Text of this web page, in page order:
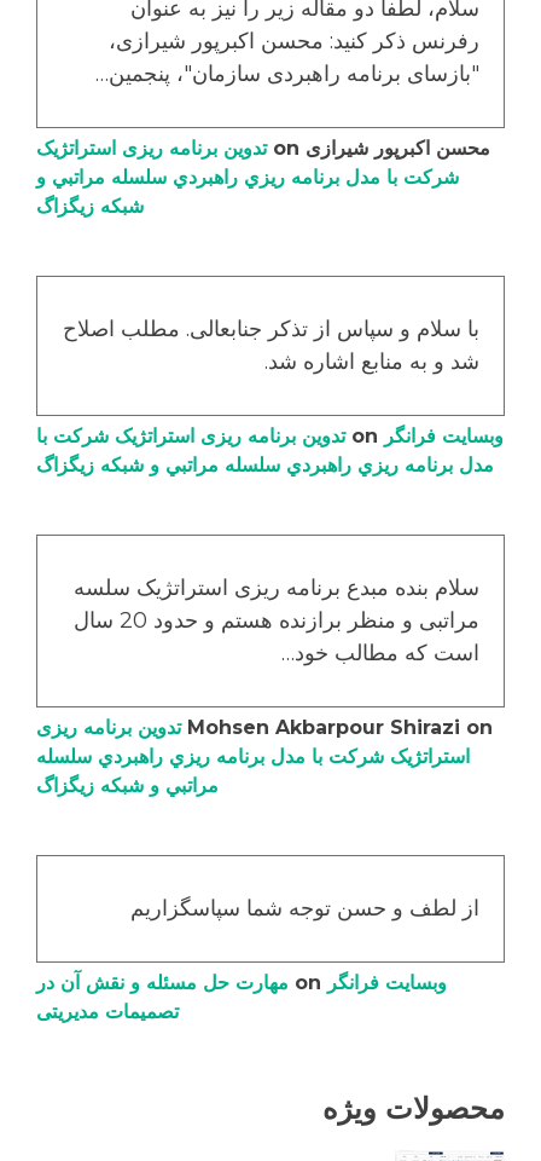
سلام، لطفا دو مقاله زیر را نیز به عنوان
رفرنس ذکر کنید: محسن اکبرپور شیرازی،
"بازسای برنامه راهبردی سازمان"، پنجمین…
محسن اکبرپور شیرازی
تدوین برنامه ریزی استراتژیک
شرکت با مدل برنامه ریزي راهبردي سلسله مراتبي و
شبکه زیگزاگ
با سلام و سپاس از تذکر جنابعالی. مطلب اصلاح
شد و به منابع اشاره شد.
وبسایت فرانگر
تدوین برنامه ریزی استراتژیک شرکت با
مدل برنامه ریزي راهبردي سلسله مراتبي و شبکه زیگزاگ
سلام بنده مبدع برنامه ریزی استراتژیک سلسه
مراتبی و منظر برازنده هستم و حدود 20 سال
است که مطالب خود…
Mohsen Akbarpour Shirazi on
تدوین برنامه ریزی
استراتژیک شرکت با مدل برنامه ریزي راهبردي سلسله
مراتبي و شبکه زیگزاگ
از لطف و حسن توجه شما سپاسگزاریم
وبسایت فرانگر
مهارت حل مسئله و نقش آن در
تصمیمات مدیریتی
محصولات ویژه